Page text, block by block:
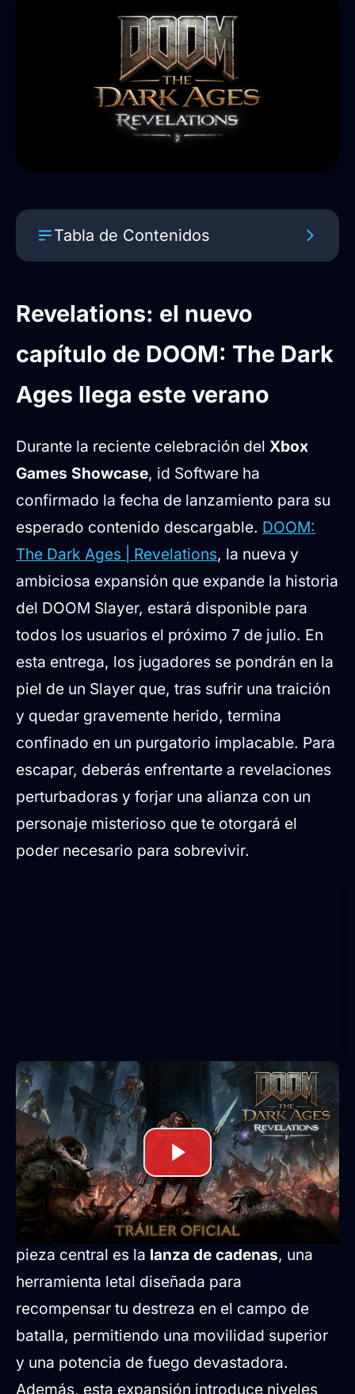
Tabla de Contenidos
DOOM: The Dark Ages llega este
Nuevas mecánicas de combate y contenido
Actualización Desgarratorio 3.0 y acceso al
Opciones de compra y disponibilidad
Revelations: el nuevo
capítulo de DOOM: The Dark
Ages llega este verano
Durante la reciente celebración del Xbox
Games Showcase, id Software ha
confirmado la fecha de lanzamiento para su
esperado contenido descargable. DOOM:
The Dark Ages | Revelations, la nueva y
ambiciosa expansión que expande la historia
del DOOM Slayer, estará disponible para
todos los usuarios el próximo 7 de julio. En
esta entrega, los jugadores se pondrán en la
piel de un Slayer que, tras sufrir una traición
y quedar gravemente herido, termina
confinado en un purgatorio implacable. Para
escapar, deberás enfrentarte a revelaciones
perturbadoras y forjar una alianza con un
personaje misterioso que te otorgará el
poder necesario para sobrevivir.
Nuevas mecánicas de combate y
contenido inédito
Revelationsno solo expande la narrativa,
sino que redefine la experiencia de juego
con un sistema de combate renovado. La
pieza central es la lanza de cadenas, una
herramienta letal diseñada para
recompensar tu destreza en el campo de
batalla, permitiendo una movilidad superior
y una potencia de fuego devastadora.
Además, esta expansión introduce niveles